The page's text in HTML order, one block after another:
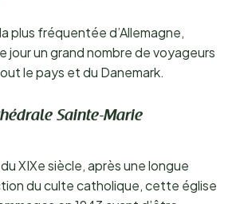
plus fréquentée d’Allemagne,
jour un grand nombre de voyageurs
le pays et du Danemark.
Sainte-Marie
XIXe siècle, après une longue
du culte catholique, cette église